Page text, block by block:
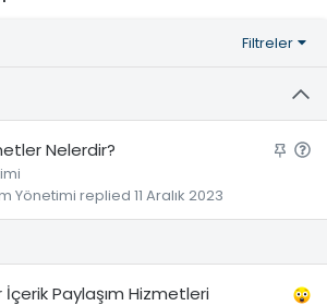
Filtreler
S
S
Nelerdir?
11 Aralık 2023
Yönetimi
Paylaşım Hizmetleri